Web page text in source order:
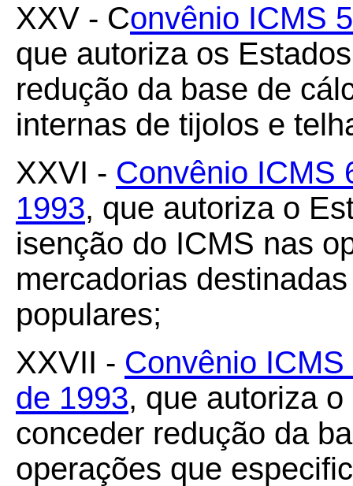
XXV - Convênio ICMS
que autoriza os
redução da base de
internas de tijolos e
XXVI - Convênio ICMS
1993, que autoriza o
isenção do ICMS nas
mercadorias
populares;
XXVII - Convênio
de 1993, que autoriza
conceder redução da
operações que